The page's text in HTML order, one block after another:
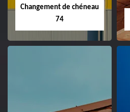
Changement de chéneau
74